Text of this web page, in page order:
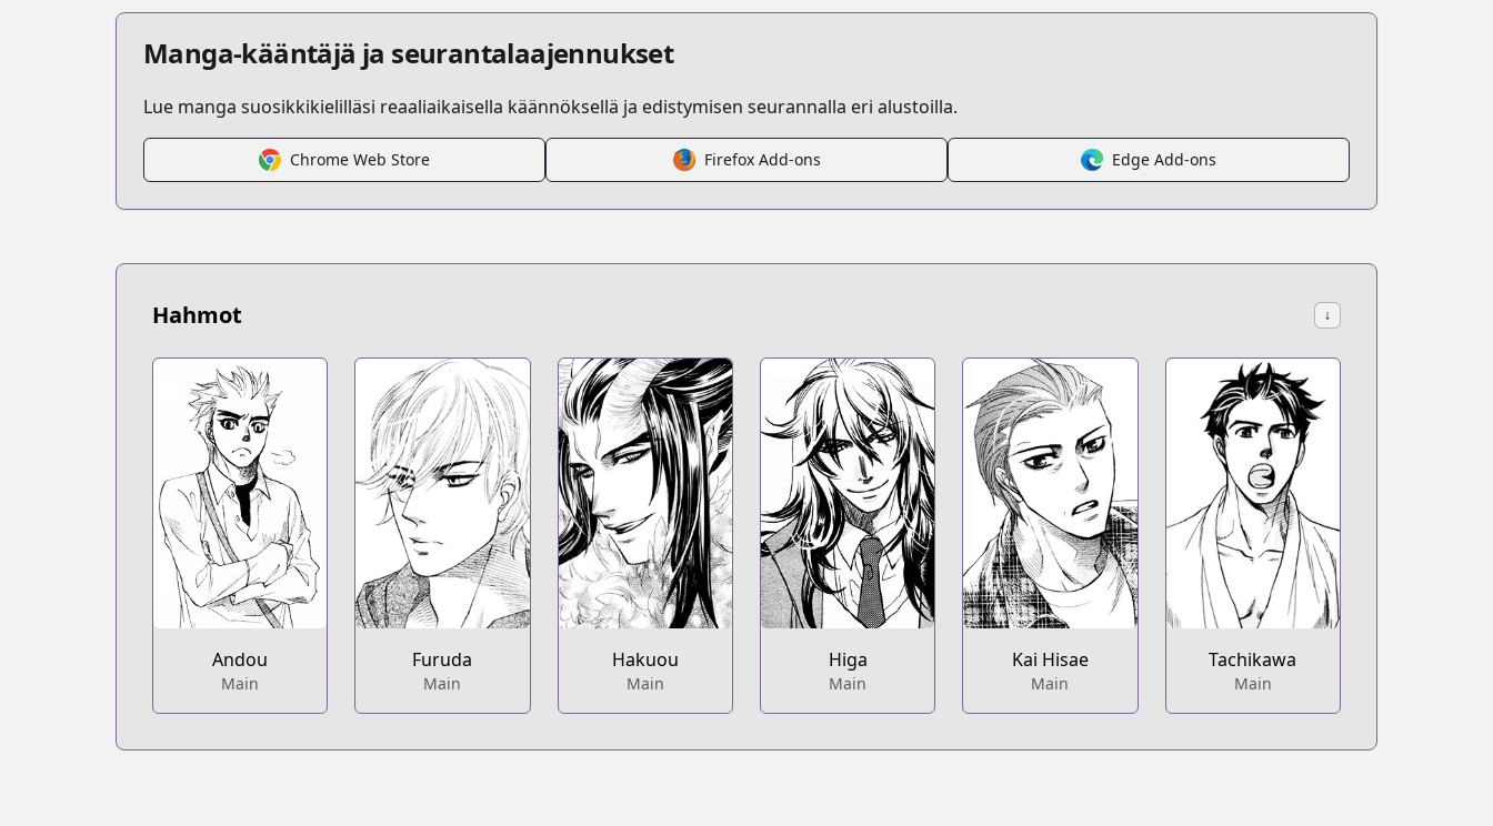
Manga-kääntäjä ja seurantalaajennukset
Lue manga suosikkikielilläsi reaaliaikaisella käännöksellä ja edistymisen seurannalla eri alustoilla.
Chrome Web Store Firefox Add-ons Edge Add-ons
Hahmot ↓
Andou
Main
Furuda
Main
Hakuou
Main
Higa
Main
Kai Hisae
Main
Tachikawa
Main